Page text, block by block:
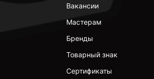
Вакансии
Мастерам
Бренды
Товарный знак
Сертификаты